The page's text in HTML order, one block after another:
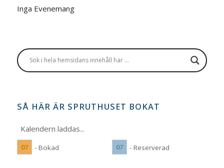
Inga Evenemang
SÅ HÄR ÄR SPRUTHUSET BOKAT
Kalendern laddas...
07 - Bokad 07 - Reserverad